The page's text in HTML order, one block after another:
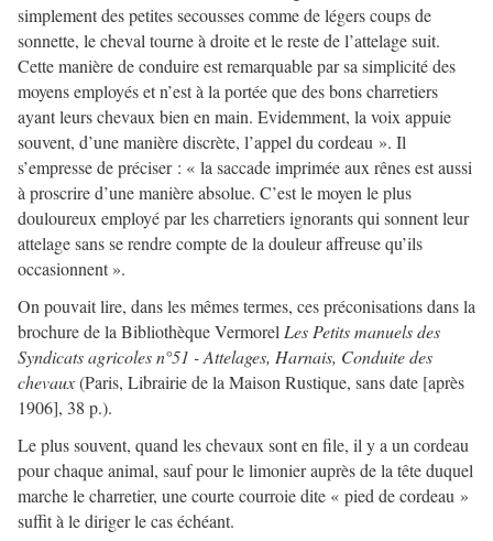
simplement des petites secousses comme de légers coups de
sonnette, le cheval tourne à droite et le reste de l’attelage suit.
Cette manière de conduire est remarquable par sa simplicité des
moyens employés et n’est à la portée que des bons charretiers
ayant leurs chevaux bien en main. Evidemment, la voix appuie
souvent, d’une manière discrète, l’appel du cordeau ». Il
s’empresse de préciser : « la saccade imprimée aux rênes est aussi
à proscrire d’une manière absolue. C’est le moyen le plus
douloureux employé par les charretiers ignorants qui sonnent leur
attelage sans se rendre compte de la douleur affreuse qu’ils
occasionnent ».
On pouvait lire, dans les mêmes termes, ces préconisations dans la
brochure de la Bibliothèque Vermorel Les Petits manuels des
Syndicats agricoles n°51 - Attelages, Harnais, Conduite des
chevaux(Paris, Librairie de la Maison Rustique, sans date [après
1906], 38 p.).
Le plus souvent, quand les chevaux sont en file, il y a un cordeau
pour chaque animal, sauf pour le limonier auprès de la tête duquel
marche le charretier, une courte courroie dite « pied de cordeau »
suffit à le diriger le cas échéant.